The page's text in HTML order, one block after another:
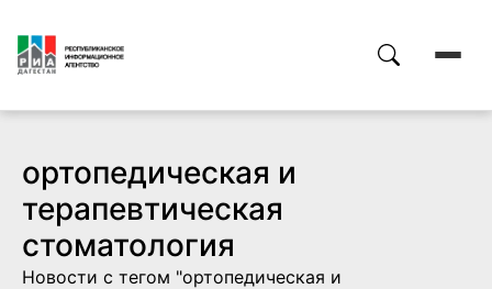
ортопедическая и
терапевтическая
стоматология
Новости с тегом "ортопедическая и